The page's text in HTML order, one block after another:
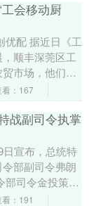
会移动厨
优配 据近日《工
顺丰深莞区工
市场，他们采
员们搭建“工会
看：167
战副司令执掌
宣布，总统特
部副司令弗朗
部司令金投策
加勒比地区的
看：191